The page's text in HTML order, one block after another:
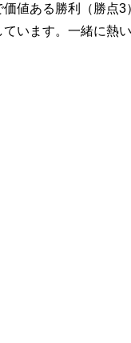
値ある勝利（勝点
います。一緒に熱